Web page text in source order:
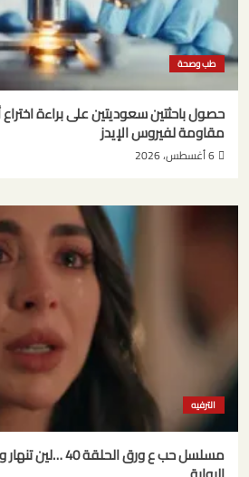
طب وصحة
حصول باحثتين سعوديتين على براءة اختراع
مقاومة لفيروس الإيدز
6 أغسطس، 2026
الترفيه
مسلسل حب ع ورق